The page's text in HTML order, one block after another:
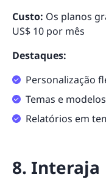
Custo: Os planos
US$ 10 por mês
Destaques:
Personalização
Temas e
Relatórios em
8. Interaja